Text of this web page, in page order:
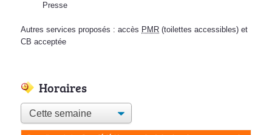
Presse
Autres services proposés : accès PMR (toilettes accessibles) et
CB acceptée
Horaires